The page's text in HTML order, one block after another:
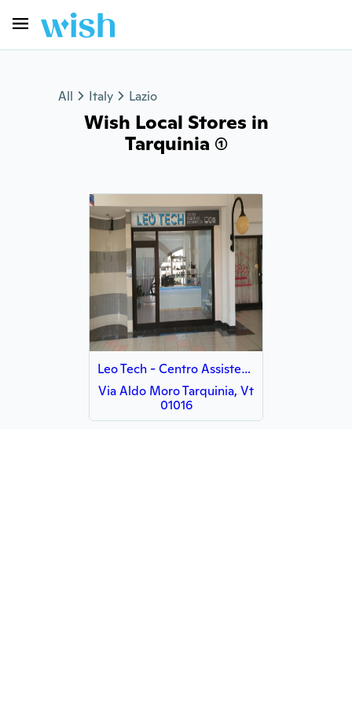
All Italy Lazio
Wish Local Stores in
Tarquinia (1)
Leo Tech - Centro Assistenza Informatica
Via Aldo Moro Tarquinia, Vt
01016